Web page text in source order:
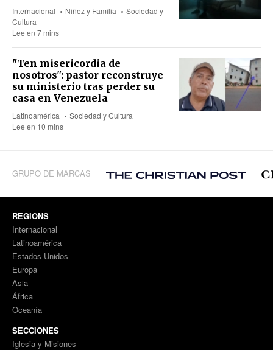
Internacional Niñez y Familia
Sociedad y
Cultura
Lee en 7 mins
"Ten misericordia de
nosotros": pastor reconstruye
su ministerio tras perder su
casa en Venezuela
Latinoamérica
Sociedad y Cultura
Lee en 10 mins
GRUPO DE MARCAS
REGIONS
Internacional
Latinoamérica
Estados Unidos
Europa
Asia
África
Oceanía
SECCIONES
Iglesia y Misiones